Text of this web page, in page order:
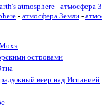
atmosphere- атмосфера
- атмосфера Земли -
островами
веер над Испанией